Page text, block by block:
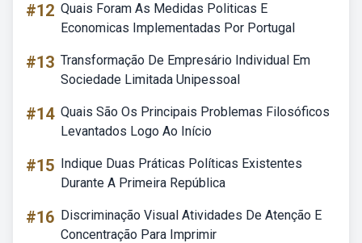
#12 Quais Foram As Medidas Politicas E
Economicas Implementadas Por Portugal
#13 Transformação De Empresário Individual Em
Sociedade Limitada Unipessoal
#14 Quais São Os Principais Problemas Filosóficos
Levantados Logo Ao Início
#15 Indique Duas Práticas Políticas Existentes
Durante A Primeira República
#16 Discriminação Visual Atividades De Atenção E
Concentração Para Imprimir